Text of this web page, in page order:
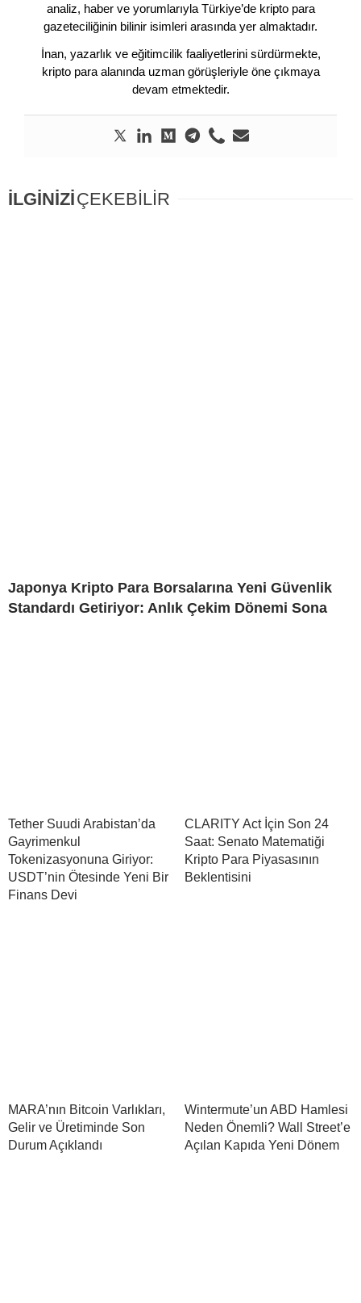
analiz, haber ve yorumlarıyla Türkiye’de kripto para
gazeteciliğinin bilinir isimleri arasında yer almaktadır.
İnan, yazarlık ve eğitimcilik faaliyetlerini sürdürmekte,
kripto para alanında uzman görüşleriyle öne çıkmaya
devam etmektedir.
İLGİNİZİÇEKEBİLİR
Japonya Kripto Para Borsalarına Yeni Güvenlik
Standardı Getiriyor: Anlık Çekim Dönemi Sona
Tether Suudi Arabistan’da
Gayrimenkul
Tokenizasyonuna Giriyor:
USDT’nin Ötesinde Yeni Bir
Finans Devi
CLARITY Act İçin Son 24
Saat: Senato Matematiği
Kripto Para Piyasasının
Beklentisini
MARA’nın Bitcoin Varlıkları,
Gelir ve Üretiminde Son
Durum Açıklandı
Wintermute’un ABD Hamlesi
Neden Önemli? Wall Street’e
Açılan Kapıda Yeni Dönem